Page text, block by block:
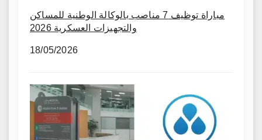
مباراة توظيف 7 مناصب بالوكالة الوطنية للمساكن
والتجهيزات العسكرية 2026
18/05/2026